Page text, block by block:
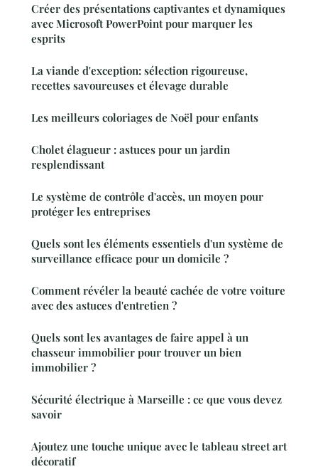
Créer des présentations captivantes et dynamiques
avec Microsoft PowerPoint pour marquer les
esprits
La viande d'exception: sélection rigoureuse,
recettes savoureuses et élevage durable
Les meilleurs coloriages de Noël pour enfants
Cholet élagueur : astuces pour un jardin
resplendissant
Le système de contrôle d'accès, un moyen pour
protéger les entreprises
Quels sont les éléments essentiels d'un système de
surveillance efficace pour un domicile ?
Comment révéler la beauté cachée de votre voiture
avec des astuces d'entretien ?
Quels sont les avantages de faire appel à un
chasseur immobilier pour trouver un bien
immobilier ?
Sécurité électrique à Marseille : ce que vous devez
savoir
Ajoutez une touche unique avec le tableau street art
décoratif